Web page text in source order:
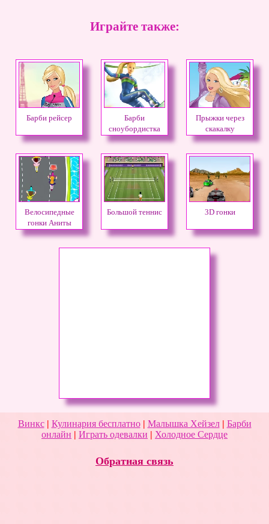
Играйте также:
Барби рейсер
Барби
сноубордистка
Прыжки через
скакалку
Велосипедные
гонки Аниты
Большой теннис 3D гонки
Винкс| Кулинария бесплатно| Малышка Хейзел| Барби
онлайн | Играть одевалки | Холодное Сердце
Обратная связь